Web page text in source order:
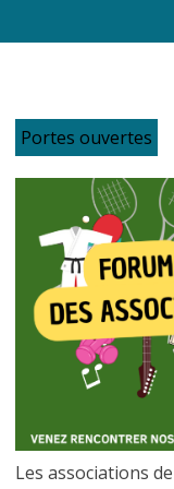
Portes ouvertes
Les associations